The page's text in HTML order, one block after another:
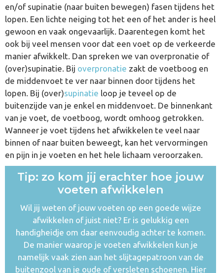
en/of supinatie (naar buiten bewegen) fasen tijdens het
lopen. Een lichte neiging tot het een of het ander is heel
gewoon en vaak ongevaarlijk. Daarentegen komt het
ook bij veel mensen voor dat een voet op de verkeerde
manier afwikkelt. Dan spreken we van overpronatie of
(over)supinatie. Bij overpronatie zakt de voetboog en
de middenvoet te ver naar binnen door tijdens het
lopen. Bij (over)supinatie loop je teveel op de
buitenzijde van je enkel en middenvoet. De binnenkant
van je voet, de voetboog, wordt omhoog getrokken.
Wanneer je voet tijdens het afwikkelen te veel naar
binnen of naar buiten beweegt, kan het vervormingen
en pijn in je voeten en het hele lichaam veroorzaken.
Tip: zo kom jij erachter hoe jouw
voeten afwikkelen
Wil jij weten of jouw voeten op een goede wijze
afwikkelen of juist niet? Er is gelukkig een
handigheidje om daar eenvoudig achter te komen.
De manier waarop je voeten afwikkelen kun je
namelijk vaak zien aan het slijtagepatroon van de
buitenzool van je oude of versleten schoenen. Hier